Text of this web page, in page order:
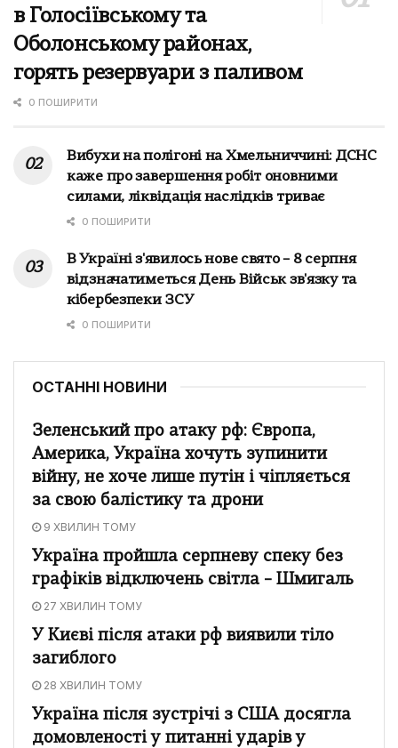
в Голосіївському та
Оболонському районах,
горять резервуари з паливом
0 ПОШИРИТИ
Вибухи на полігоні на Хмельниччині: ДСНС
каже про завершення робіт оновними
силами, ліквідація наслідків триває
0 ПОШИРИТИ
В Україні з'явилось нове свято – 8 серпня
відзначатиметься День Військ зв'язку та
кібербезпеки ЗСУ
0 ПОШИРИТИ
ОСТАННІ НОВИНИ
Зеленський про атаку рф: Європа,
Америка, Україна хочуть зупинити
війну, не хоче лише путін і чіпляється
за свою балістику та дрони
9 ХВИЛИН ТОМУ
Україна пройшла серпневу спеку без
графіків відключень світла – Шмигаль
27 ХВИЛИН ТОМУ
У Києві після атаки рф виявили тіло
загиблого
28 ХВИЛИН ТОМУ
Україна після зустрічі з США досягла
домовленості у питанні ударів у